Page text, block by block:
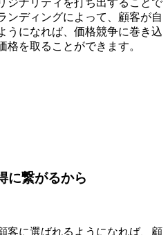
ンディングによって、顧客が自
うになれば、価格競争に巻き込
格を取る ことができます。
に繋がるから
客に選ばれるようになれば、顧